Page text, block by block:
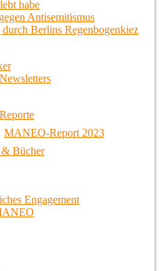
habe
Antisemitismus
Berlins Regenbogenkiez
MANEO-Report 2023
Bücher
Engagement